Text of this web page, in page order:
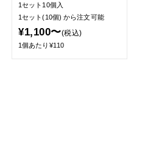
1セット10個入
1セット(10個)から注文可能
¥1,100〜(税込)
1個あたり¥110